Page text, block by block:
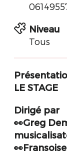
Niveau
Tous
LE STAGE
Dirigé par
👀Greg